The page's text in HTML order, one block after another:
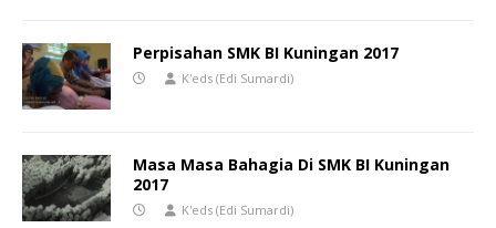
Perpisahan SMK BI Kuningan 2017
K'eds (Edi Sumardi)
Masa Masa Bahagia Di SMK BI Kuningan
2017
K'eds (Edi Sumardi)